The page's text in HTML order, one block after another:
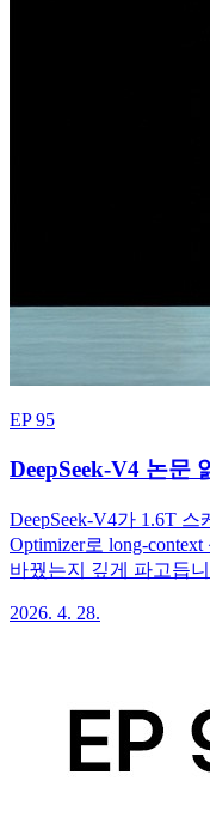
EP 95
DeepSeek-V4 논문
DeepSeek-V4가 1.6T 스
Optimizer로 long-
바꿨는지 깊게 파고듭
2026. 4. 28.